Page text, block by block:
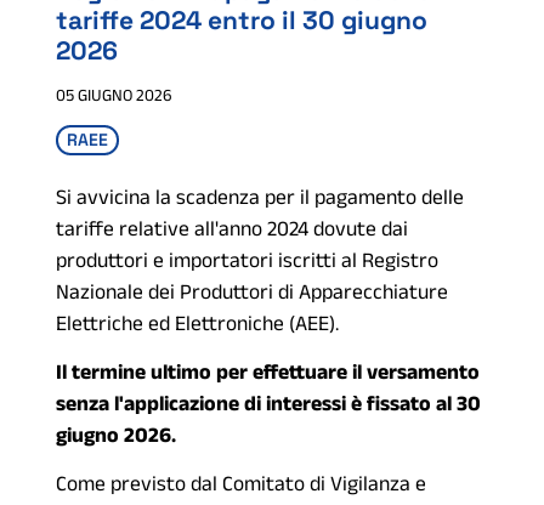
tariffe 2024 entro il 30 giugno
2026
05 GIUGNO 2026
RAEE
Si avvicina la scadenza per il pagamento delle
tariffe relative all'anno 2024 dovute dai
produttori e importatori iscritti al Registro
Nazionale dei Produttori di Apparecchiature
Elettriche ed Elettroniche (AEE).
Il termine ultimo per effettuare il versamento
senza l'applicazione di interessi è fissato al 30
giugno 2026.
Come previsto dal Comitato di Vigilanza e